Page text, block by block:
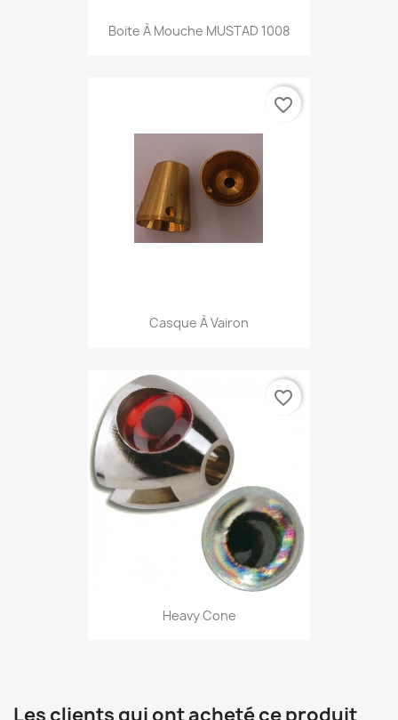
Boite À Mouche MUSTAD 1008
Casque À Vairon
favorite_border
Heavy Cone
favorite_border